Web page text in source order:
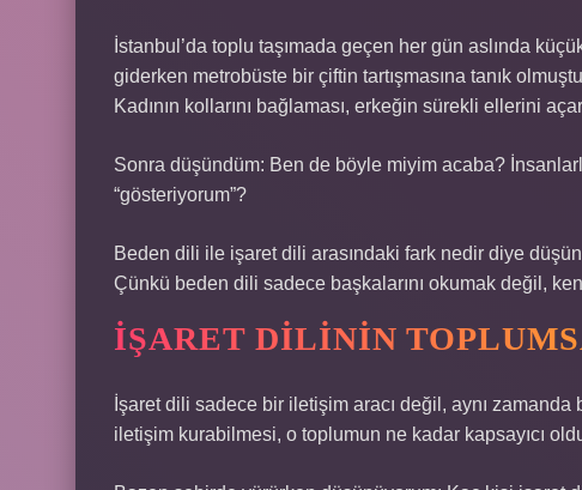
İstanbul’da toplu taşımada geçen her gün aslında
giderken metrobüste bir çiftin tartışmasına tanık
Kadının kollarını bağlaması, erkeğin sürekli ellerini
Sonra düşündüm: Ben de böyle miyim acaba?
“gösteriyorum”?
Beden dili ile işaret dili arasındaki fark nedir diye
Çünkü beden dili sadece başkalarını okumak değil,
İŞARET DILININ
İşaret dili sadece bir iletişim aracı değil, aynı
iletişim kurabilmesi, o toplumun ne kadar kapsayıcı